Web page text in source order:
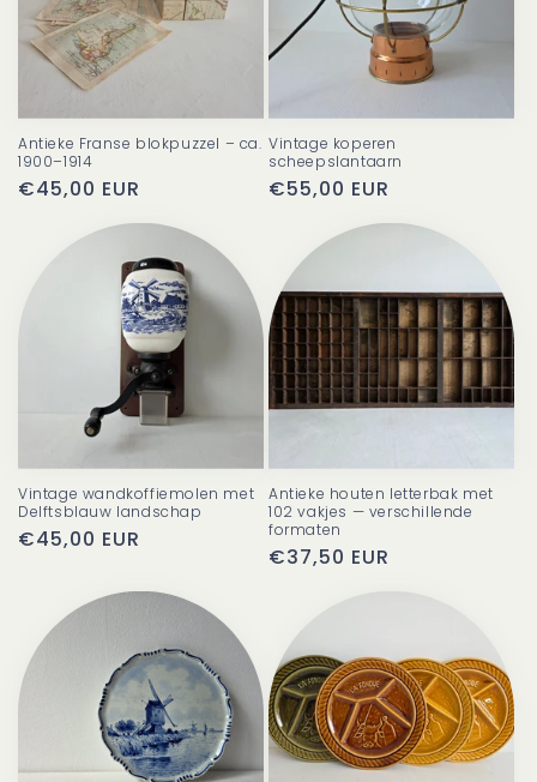
Antieke Franse blokpuzzel – ca.
1900–1914
Normale
€45,00 EUR
Vintage koperen
scheepslantaarn
Normale
€55,00 EUR
Vintage wandkoffiemolen met
Delftsblauw landschap
Normale
€45,00 EUR
Antieke houten letterbak met
102 vakjes — verschillende
formaten
Normale
€37,50 EUR